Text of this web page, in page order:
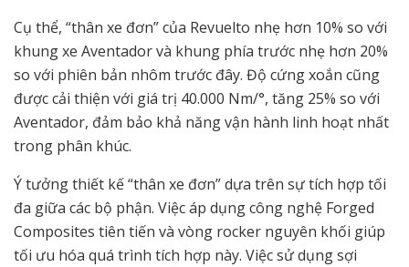
Cụ thể, “thân xe đơn” của Revuelto nhẹ hơn 10% so với
khung xe Aventador và khung phía trước nhẹ hơn 20%
so với phiên bản nhôm trước đây. Độ cứng xoắn cũng
được cải thiện với giá trị 40.000 Nm/°, tăng 25% so với
Aventador, đảm bảo khả năng vận hành linh hoạt nhất
trong phân khúc.
Ý tưởng thiết kế “thân xe đơn” dựa trên sự tích hợp tối
đa giữa các bộ phận. Việc áp dụng công nghệ Forged
Composites tiên tiến và vòng rocker nguyên khối giúp
tối ưu hóa quá trình tích hợp này. Việc sử dụng sợi